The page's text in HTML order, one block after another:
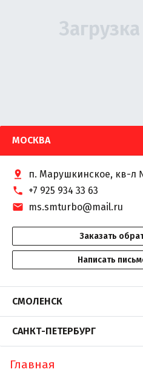
МОСКВА
п. Марушкинское, кв-л
+7 925 934 33 63
ms.smturbo@mail.ru
Заказать
Написать
СМОЛЕНСК
САНКТ-ПЕТЕРБУРГ
Главная